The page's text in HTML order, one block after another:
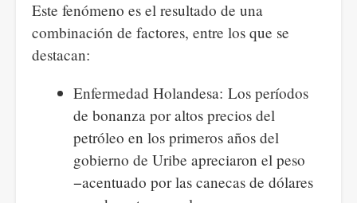
Este fenómeno es el resultado de una
combinación de factores, entre los que se
destacan:
Enfermedad Holandesa: Los períodos
de bonanza por altos precios del
petróleo en los primeros años del
gobierno de Uribe apreciaron el peso
−acentuado por las canecas de dólares